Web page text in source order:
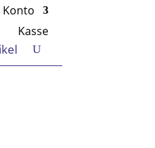
Konto
Kasse